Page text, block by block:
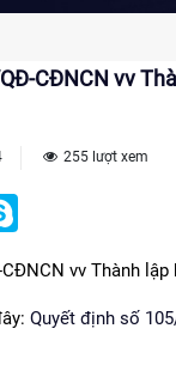
CĐNCN vv
255 lượt xem
vv Thành
Quyết định số